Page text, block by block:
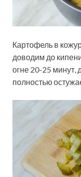
Картофель в
доводим до
огне 20-25 минут,
полностью